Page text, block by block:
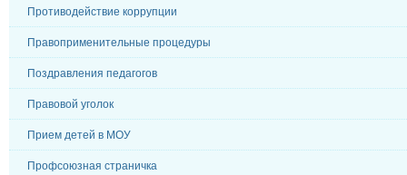
Противодействие коррупции
Правоприменительные процедуры
Поздравления педагогов
Правовой уголок
Прием детей в МОУ
Профсоюзная страничка